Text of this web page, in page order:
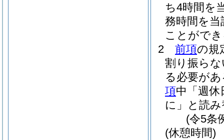
ち4時間を
務時間を
ことがで
2
前項の規
割り振ら
る必要が
項中「週
に」と読
(令5条
(休憩時間)